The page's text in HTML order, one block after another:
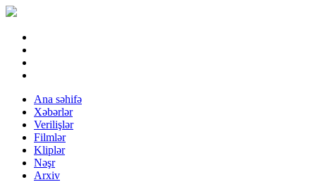
Ana səhifə
Xəbərlər
Verilişlər
Filmlər
Kliplər
Nəşr
Arxiv